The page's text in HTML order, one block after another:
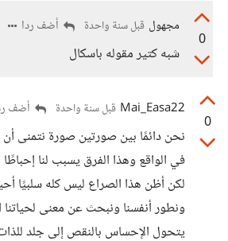
0
مجهول قبل سنة واحدة أضف ردا
شبه كتير مقوله باسكال
0
Mai_Easa22 قبل سنة واحدة أضف
نحن دائمًا بين صورتين صورة نتمنى
في الواقع وهذا الفرق يسبب لنا
لكن أظن هذا الصراع ليس كله سلبيًا
ونطور أنفسنا ونبحث عن معنى لحياتنا
يتحول الإحساس بالنقص إلى جلد